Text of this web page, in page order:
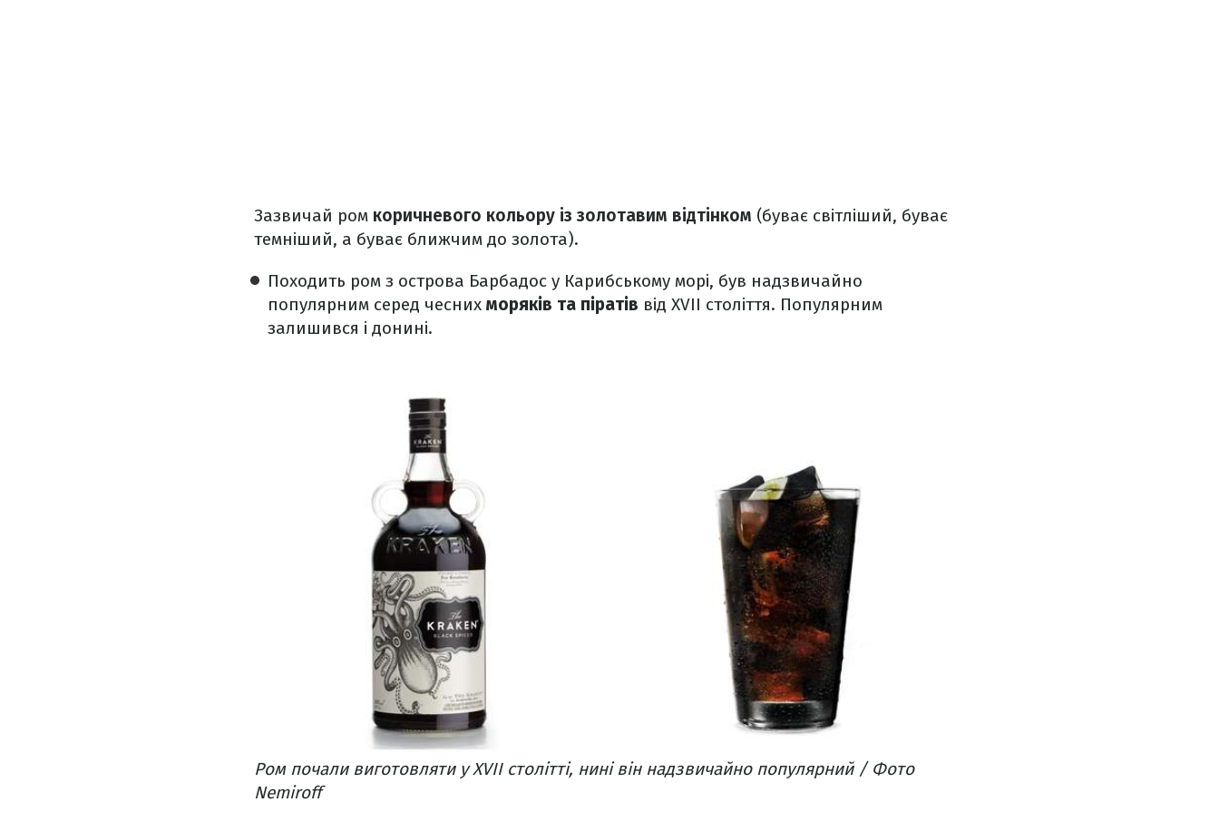
Зазвичай ром коричневого кольору із золотавим відтінком (буває світліший, буває
темніший, а буває ближчим до золота).
Походить ром з острова Барбадос у Карибському морі, був надзвичайно
популярним серед чесних моряків та піратів від ХVІІ століття. Популярним
залишився і донині.
Ром почали виготовляти у XVII столітті, нині він надзвичайно популярний / Фото
Nemiroff